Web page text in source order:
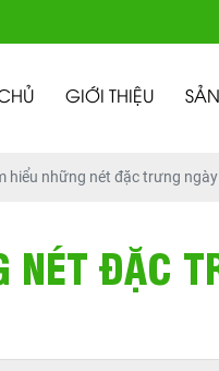
GIỚI THIỆU
hiểu những nét đặc trưng
NÉT ĐẶC